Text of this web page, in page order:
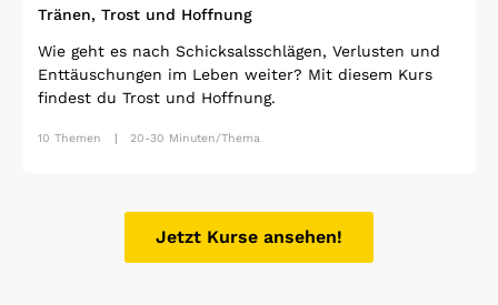
Tränen, Trost und Hoffnung
Wie geht es nach Schicksalsschlägen, Verlusten und
Enttäuschungen im Leben weiter? Mit diesem Kurs
findest du Trost und Hoffnung.
10 Themen 20-30 Minuten/Thema
Jetzt Kurse ansehen!